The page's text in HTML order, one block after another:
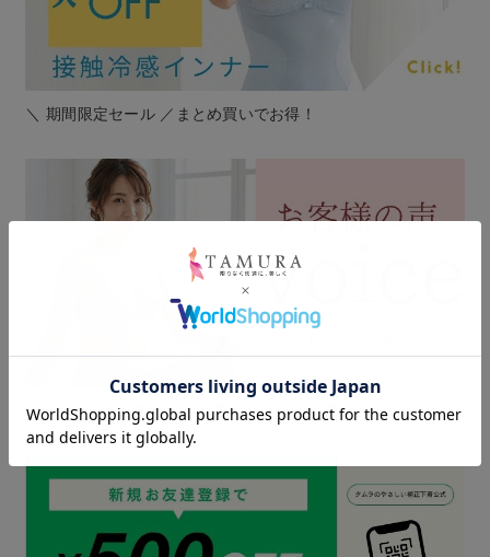
＼ 期間限定セール ／まとめ買いでお得！
毎日更新中！お客様のから届くリアルなお声！